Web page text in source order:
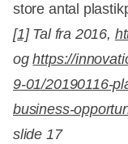
store antal
[1]Tal fra 2016,
oghttps://
9-01/20190116-
business-
slide 17